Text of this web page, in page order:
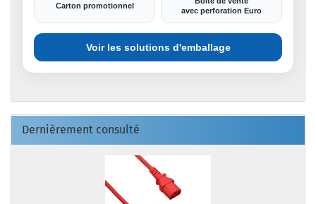
Carton promotionnel
avec perforation Euro
Voir les solutions d'emballage
Dernièrement consulté